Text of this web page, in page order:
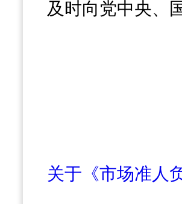
及时向党中央、
关于《市场准人